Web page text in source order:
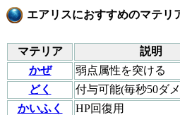
エアリスにおすすめのマテリ
マテリア
説明
かぜ
弱点属性を突ける
どく
付与可能(毎秒50ダ
かいふく
HP回復用